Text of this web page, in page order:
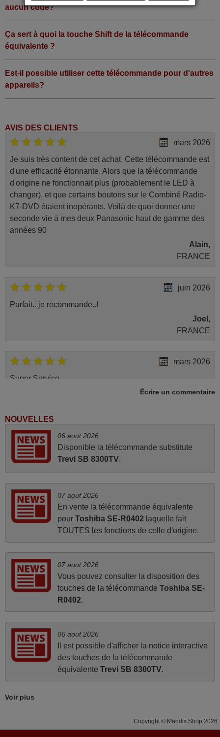
aucun code?
Ça sert à quoi la touche Shift de la télécommande
équivalente ?
Est-il possible utiliser cette télécommande pour d'autres
appareils?
AVIS DES CLIENTS
mars 2026
Je suis très content de cet achat. Cette télécommande est
d'une efficacité étonnante. Alors que la télécommande
d'origine ne fonctionnait plus (probablement le LED à
changer), et que certains boutons sur le Combiné Radio-
K7-DVD étaient inopérants. Voilà de quoi donner une
seconde vie à mes deux Panasonic haut de gamme des
années 90
Alain,
FRANCE
juin 2026
Parfait.. je recommande..!
Joel,
FRANCE
mars 2026
Super Service
Mario,
Tout bien.
mars 2026
La telecommande fonctionne tres bien, et service rapide
Frank,
Ravie de voir que ma commande effectuée a 13h30est
deja traitée et expédiée Je vous en remercie d’avance et
attend la réception Encore merci
Jacqueline,
vidéo projecteur Wimius P20. Un avis provisoire avait été
Écrire un commentaire
NOUVELLES
06 aout 2026
Disponible la télécommande substitute
Trevi SB 8300TV.
07 aout 2026
En vente la télécommande équivalente
pour Toshiba SE-R0402 laquelle fait
TOUTES les fonctions de celle d'origine.
07 aout 2026
Vous pouvez consulter la disposition des
touches de la télécommande Toshiba SE-
R0402.
06 aout 2026
Il est possible d'afficher la notice interactive
des touches de la télécommande
équivalente Trevi SB 8300TV.
Voir plus
Copyright © Mandis Shop 2026